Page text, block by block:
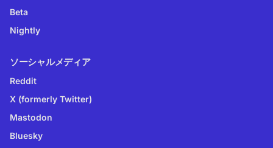
Beta
Nightly
ソーシャルメディア
Reddit
X (formerly Twitter)
Mastodon
Bluesky